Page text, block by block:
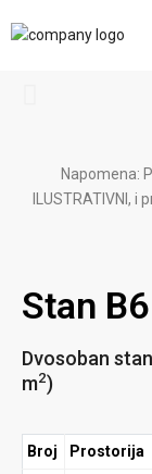
Napomena:
ILUSTRATIVNI,
Stan B6
Dvosoban
m2)
Broj Prostorija